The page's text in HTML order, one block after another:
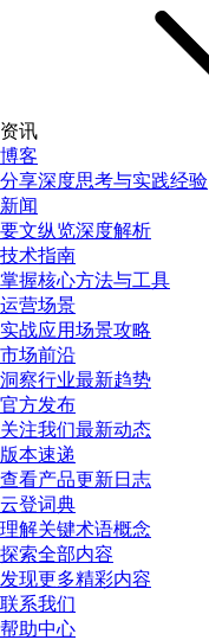
资讯
博客
分享深度思考与实践经验
新闻
要文纵览深度解析
技术指南
掌握核心方法与工具
运营场景
实战应用场景攻略
市场前沿
洞察行业最新趋势
官方发布
关注我们最新动态
版本速递
查看产品更新日志
云登词典
理解关键术语概念
探索全部内容
发现更多精彩内容
联系我们
帮助中心